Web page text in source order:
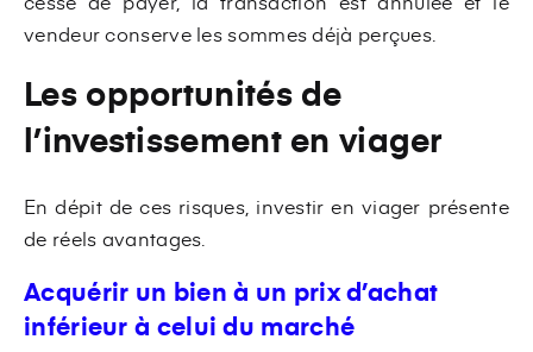
vendeur conserve les sommes déjà perçues.
Les opportunités de
l’investissement en viager
En dépit de ces risques, investir en viager présente
de réels avantages.
Acquérir un bien à un prix d’achat
inférieur à celui du marché